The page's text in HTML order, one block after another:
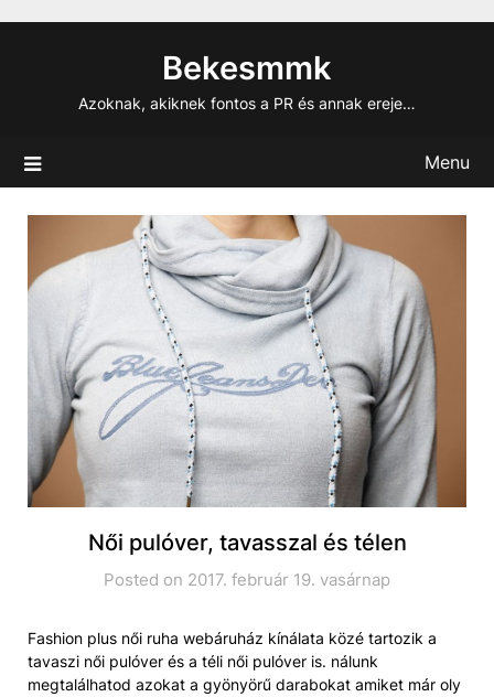
Bekesmmk
Azoknak, akiknek fontos a PR és annak ereje…
Menu
Női pulóver, tavasszal és télen
Posted on 2017. február 19. vasárnap
Fashion plus női ruha webáruház kínálata közé tartozik a
tavaszi női pulóver és a téli női pulóver is. nálunk
megtalálhatod azokat a gyönyörű darabokat amiket már oly